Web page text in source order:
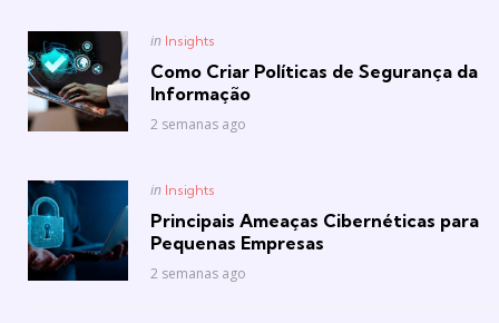
Posted
in Insights
Como Criar Políticas de Segurança da
Informação
2 semanas ago
Posted
in Insights
Principais Ameaças Cibernéticas para
Pequenas Empresas
2 semanas ago